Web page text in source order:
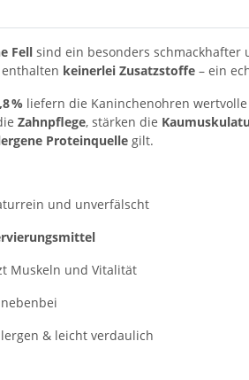
Fell sind ein besonders schmackhafter
keinerlei Zusatzstoffe – ein
% liefern die Kaninchenohren
Zahnpflege, stärken die
Proteinquelle gilt.
und unverfälscht
Muskeln und Vitalität
& leicht verdaulich